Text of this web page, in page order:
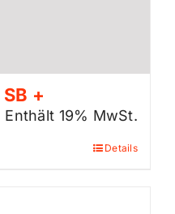
+
Enthält 19% MwSt.
Details